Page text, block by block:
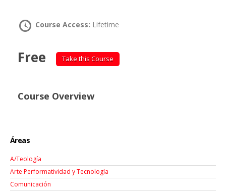
Course Access: Lifetime
Free Take this Course
Course Overview
Áreas
A/Teología
Arte Performatividad y Tecnología
Comunicación